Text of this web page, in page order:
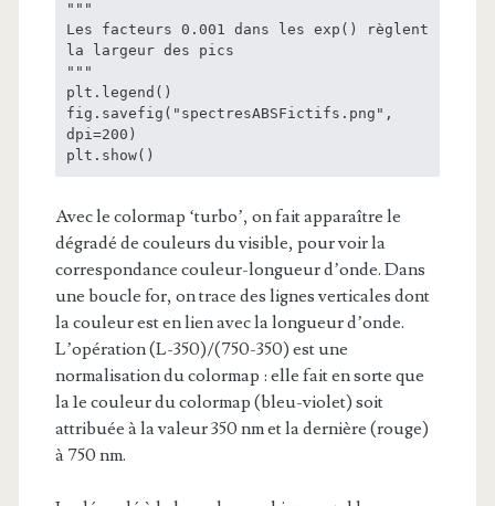
"""
Les facteurs 0.001 dans les exp() règlent
la largeur des pics
"""
plt.legend()
fig.savefig("spectresABSFictifs.png",
dpi=200)
plt.show()
Avec le colormap ‘turbo’, on fait apparaître le
dégradé de couleurs du visible, pour voir la
correspondance couleur-longueur d’onde. Dans
une boucle for, on trace des lignes verticales dont
la couleur est en lien avec la longueur d’onde.
L’opération (L-350)/(750-350) est une
normalisation du colormap : elle fait en sorte que
la 1e couleur du colormap (bleu-violet) soit
attribuée à la valeur 350 nm et la dernière (rouge)
à 750 nm.